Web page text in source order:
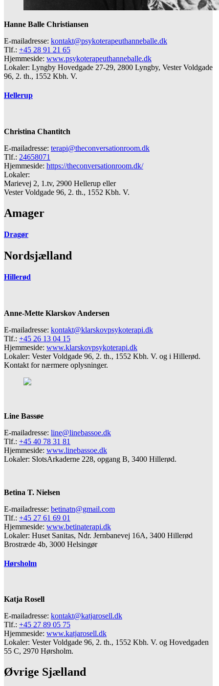
Hanne Balle Christiansen
E-mailadresse: kontakt@psykoterapeuthanneballe.dk
Tlf.: +45 28 91 21 65
Hjemmeside: www.psykoterapeuthanneballe.dk
Lokaler: Lyngby Hovedgade 27-29, 2800 Lyngby, Vester Voldgade
96, 2. th., 1552 Kbh. V.
Hellerup
Christina Chantitch
E-mailadresse: terapi@theconversationroom.dk
Tlf.: 24658071
Hjemmeside: https://theconversationroom.dk/
Lokaler:
Marievej 2, 1.tv, 2900 Hellerup eller
Vester Voldgade 96, 2. th., 1552 Kbh. V.
Amager
Dragør
Nordsjælland
Hillerød
Anne-Mette Klarskov Andersen
E-mailadresse: kontakt@klarskovpsykoterapi.dk
Tlf.: +45 26 13 04 15
Hjemmeside: www.klarskovpsykoterapi.dk
Lokaler: Vester Voldgade 96, 2. th., 1552 Kbh. V. og i Hillerød.
Kontakt for nærmere oplysninger.
Line Bassøe
E-mailadresse: line@linebassoe.dk
Tlf.: +45 40 78 31 81
Hjemmeside: www.linebassoe.dk
Lokaler: SlotsArkaderne 228, opgang B, 3400 Hillerød.
Betina T. Nielsen
E-mailadresse: betinatn@gmail.com
Tlf.: +45 27 61 69 01
Hjemmeside: www.betinaterapi.dk
Lokaler: Huset Sanitas, Ndr. Jernbanevej 16A, 3400 Hillerød
Brostræde 4b, 3000 Helsingør
Hørsholm
Katja Rosell
E-mailadresse: kontakt@katjarosell.dk
Tlf.: +45 27 89 05 75
Hjemmeside: www.katjarosell.dk
Lokaler: Vester Voldgade 96, 2. th., 1552 Kbh. V. og Hovedgaden
55 C, 2970 Hørsholm.
Øvrige Sjælland